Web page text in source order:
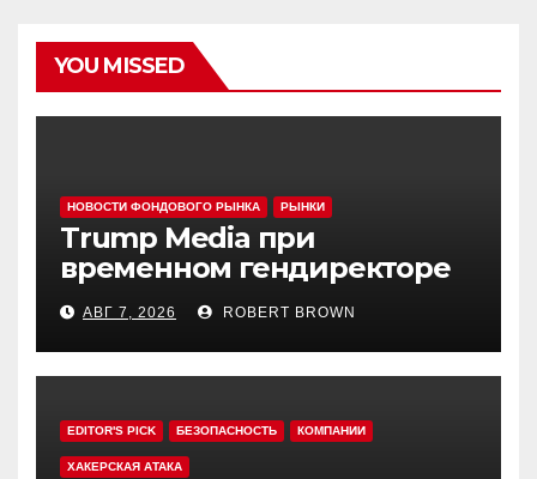
YOU MISSED
НОВОСТИ ФОНДОВОГО РЫНКА РЫНКИ
Trump Media при
временном гендиректоре
МакГерне сократила число
сделок с криптовалютами
АВГ 7, 2026 ROBERT BROWN
EDITOR'S PICK БЕЗОПАСНОСТЬ КОМПАНИИ
ХАКЕРСКАЯ АТАКА